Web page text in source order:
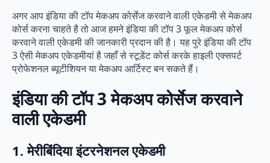
अगर आप इंडिया की टॉप मेकअप कोर्सेज करवाने वाली एकेडमी से मेकअप
कोर्स करना चाहते है तो आज हमने इंडिया की टॉप 3 फूल मेकअप कोर्स
करवाने वाली एकेडमी की जानकारी प्रदान की है। यह पुरे इंडिया की टॉप
3 ऐसी मेकअप एकेडमीयां है जहाँ से स्टूडेंट कोर्स करके हाइली एक्सपर्ट
प्रोफेशनल ब्यूटीशियन या मेकअप आर्टिस्ट बन सकते हैं।
इंडिया की टॉप 3 मेकअप कोर्सेज करवाने
वाली एकेडमी
1. मेरीबिंदिया इंटरनेशनल एकेडमी